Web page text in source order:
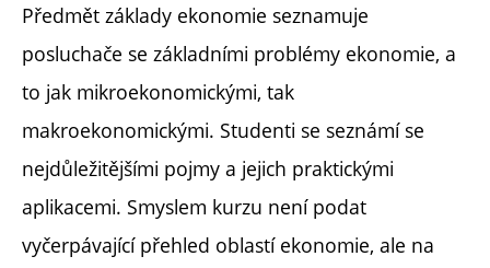
Předmět základy ekonomie seznamuje
posluchače se základními problémy ekonomie, a
to jak mikroekonomickými, tak
makroekonomickými. Studenti se seznámí se
nejdůležitějšími pojmy a jejich praktickými
aplikacemi. Smyslem kurzu není podat
vyčerpávající přehled oblastí ekonomie, ale na